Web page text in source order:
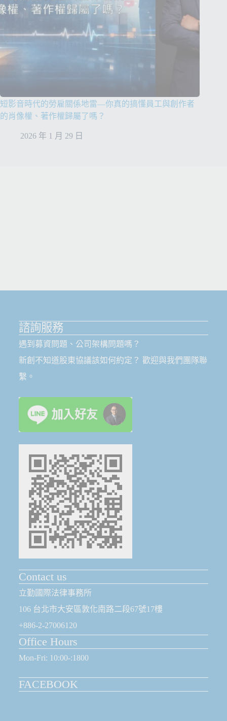
短影音時代的勞雇關係地雷—你真的搞懂員工與創作者
的肖像權、著作權歸屬了嗎？
2026 年 1 月 29 日
諮詢服務
遇到募資問題、公司架構問題嗎？
新創不知道股東協議該如何約定？ 歡迎與我們團隊聯
繫。
Contact us
立勤國際法律事務所
106 台北市大安區敦化南路二段67號17樓
+886-2-27006120
Office Hours
Mon-Fri: 10:00-:1800
FACEBOOK